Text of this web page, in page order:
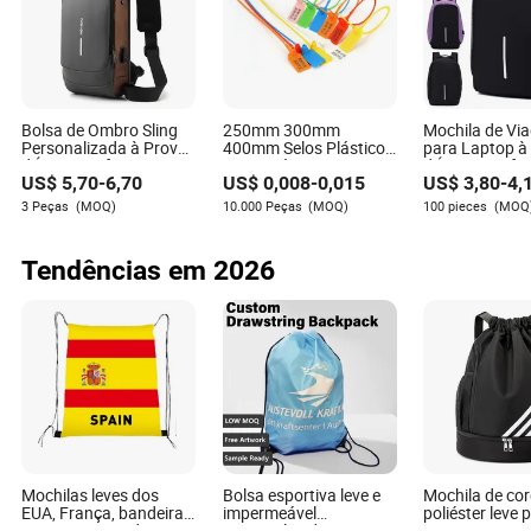
Seguindo estas diretrizes, você pode garantir que sua
mochila esportiva permaneça uma companheira confiável
em todas as suas aventuras, pronta para atender às
Zoie Potter
Autor
Zoie Potter é uma escritora experiente no campo de
malas e caixas de presente. Com um olhar atento para
os detalhes, ela se especializa em avaliar a reputação
dos fornecedores dentro da indústria.
Bolsa de Ombro Sling
Personalizada à Prova
d'Água Antifurto para
Viagem e Caminhada
US$ 5,70-6,70
3 Peças (MOQ)
250mm 300mm
400mm Selos Plásticos
Descartáveis para
Extintores, Selos de
Segurança Antifurto,
Etiquetas de Roupas,
Plástico para Logística
US$ 0,008-0,015
10.000 Peças (MOQ)
Mochila de
para Laptop
d'Água,
Grande
Fashion, com
Negócios
US$3,80-
100 pieces
Tendências em 2026
Mochilas leves dos
EUA, França, bandeira,
Bolsa esportiva leve e
impermeável
Mochila de
poliéster leve